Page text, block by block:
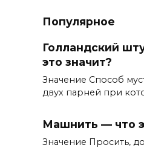
Популярное
Голландский
это значит?
Значение Способ
двух парней при
Машнить — что
Значение Просить,